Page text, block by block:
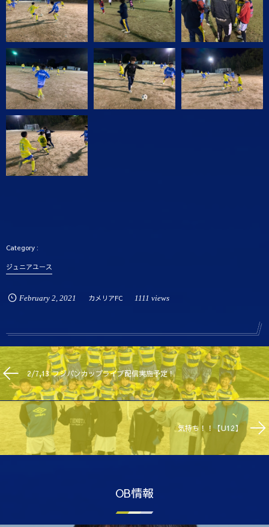
ジュニアユース
February 2, 2021 カメリアFC 1111 views
2/7,13 フジパンカップライブ配信実施予定！
気持ち！！【U12】
OB情報